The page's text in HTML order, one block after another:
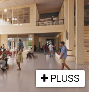
PLUSS